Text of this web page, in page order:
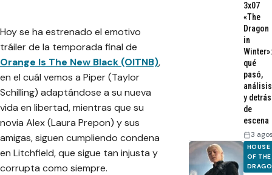
Hoy se ha estrenado el emotivo
tráiler de la temporada final de
Orange Is The New Black (OITNB),
en el cuál vemos a Piper (Taylor
Schilling) adaptándose a su nueva
vida en libertad, mientras que su
novia Alex (Laura Prepon) y sus
amigas, siguen cumpliendo condena
en Litchfield, que sigue tan injusta y
corrupta como siempre.
3x07
«The
Dragon
in
Winter»:
qué
pasó,
análisis
y detrás
de
escena
3
HOUSE
OF THE